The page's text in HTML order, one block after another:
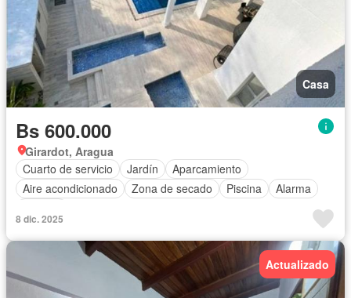
Casa
Bs 600.000
Girardot, Aragua
Cuarto de servicio
Jardín
Aparcamiento
Aire acondicionado
Zona de secado Piscina
Alarma
8 dic. 2025
Actualizado